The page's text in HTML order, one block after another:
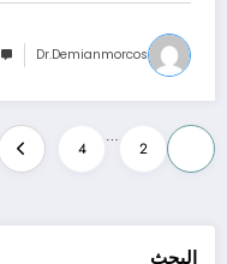
Dr.demianmorcos
تعدد
صفحات
المقالات
2
…
4
البحث